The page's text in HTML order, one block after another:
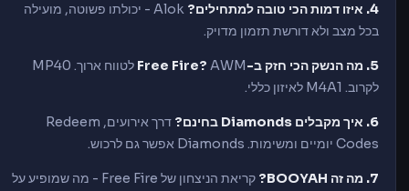
4. איזו דמות הכי טובה למתחילים?
Alok - יכולתו פשוטה, מועילה
בכל מצב ולא דורשת תזמון מדויק.
5. מה הנשק הכי חזק ב-Free Fire?
AWM לטווח ארוך. MP40
לקרוב. M4A1 לאיזון כללי.
6. איך מקבלים Diamonds בחינם?
דרך אירועים, Redeem
Codes יומיים ומשימות. Diamonds אפשר גם לרכוש.
7. מה זה BOOYAH?
קריאת הניצחון של Free Fire - מה שמופיע על